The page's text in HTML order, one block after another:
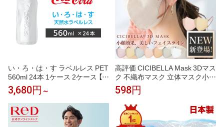
い・ろ・は・す ラベルレス PET
560ml 24本 1ケース 2ケース 【コ
カ・コーラ】
3,680円 ～
高評価 CICIBELLA Mask 3Dマス
ク 不織布マスク 立体マスク小顔
マスク バイカラーマスク 立体マ
スク バイカラー マスク 血色マ
スク くちばし マスク カラーマ
スク 20枚 10枚*2 送料無料 cicib
ella 冷感マスク シシベラ マスク
598円